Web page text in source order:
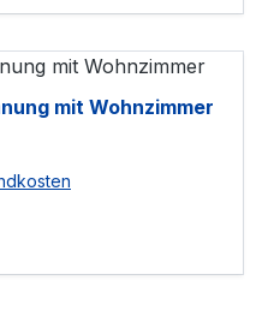
mit Wohnzimmer